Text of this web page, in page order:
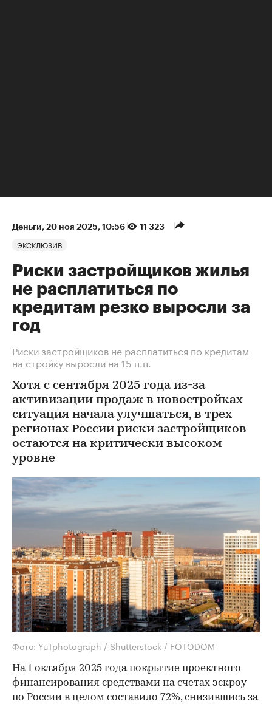
Деньги⁠, 20 ноя 2025, 10:56 11 323
ЭКСКЛЮЗИВ
Риски застройщиков жилья
не расплатиться по
кредитам резко выросли за
год
Риски застройщиков не расплатиться по кредитам
на стройку выросли на 15 п.п.
Хотя c сентября 2025 года из-за
активизации продаж в новостройках
ситуация начала улучшаться, в трех
регионах России риски застройщиков
остаются на критически высоком
уровне
Фото: YuTphotograph / Shutterstock / FOTODOM
На 1 октября 2025 года покрытие проектного
финансирования средствами на счетах эскроу
по России в целом составило 72%, снизившись за